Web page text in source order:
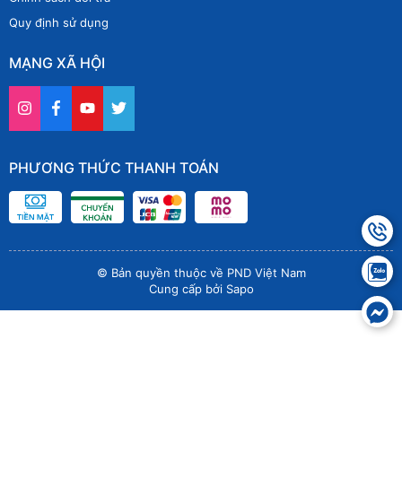
Quy định sử dụng
MẠNG XÃ HỘI
PHƯƠNG THỨC THANH TOÁN
© Bản quyền thuộc về PND Việt Nam
Cung cấp bởi Sapo